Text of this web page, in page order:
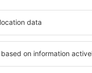
Check-In- und
Zimmer aus.
angegebenen
ganz
die
der Sterne,